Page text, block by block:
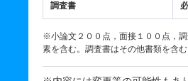
調査書
※小論文２００点，面接１００点，
素を含む。調査書はその他書類を含む